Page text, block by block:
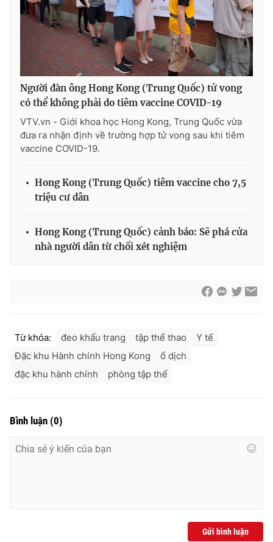
THỜI BÁO VTV
Theo dõi báo trên
Cơ quan chủ quản:
Đài Truyền hình Việt Nam
Giấy phép hoạt động báo in và báo điện tử số 483/GP-BTTTT
cấp ngày 29/12/2023
Phó Tổng Biên tập:Nguyễn Thị Mỹ Hạnh, Phạm Quốc Thắng,
Nguyễn Trọng Ninh
Người đàn ông Hong Kong (Trung Quốc) tử vong
có thể không phải do tiêm vaccine COVID-19
VTV.vn - Giới khoa học Hong Kong, Trung Quốc vừa
đưa ra nhận định về trường hợp tử vong sau khi tiêm
vaccine COVID-19.
Hong Kong (Trung Quốc) tiêm vaccine cho 7,5
triệu cư dân
Hong Kong (Trung Quốc) cảnh báo: Sẽ phá cửa
nhà người dân từ chối xét nghiệm
Từ khóa: đeo khẩu trang tập thể thao
Y tế
Đặc khu Hành chính Hong Kong
ổ dịch
đặc khu hành chính
phòng tập thể
Bình luận (0)
Gửi bình luận